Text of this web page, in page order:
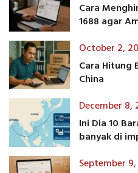
Cara
1688 agar
October 2,
Cara Hitung
China
December 8,
Ini Dia 10
banyak di
September